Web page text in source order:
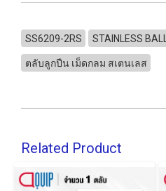
SS6209-2RS STAINLESS
ตลับลูกปืน เม็ดกลม สเตนเลส
Related Product